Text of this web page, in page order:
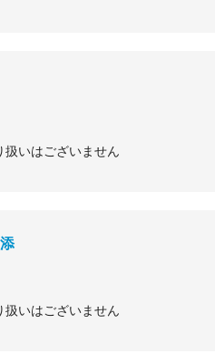
扱いはございません
扱いはございません